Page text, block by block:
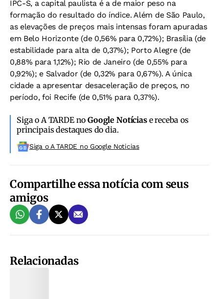
IPC-S, a capital paulista é a de maior peso na
formação do resultado do índice. Além de São Paulo,
as elevações de preços mais intensas foram apuradas
em Belo Horizonte (de 0,56% para 0,72%); Brasília (de
estabilidade para alta de 0,37%); Porto Alegre (de
0,88% para 1,12%); Rio de Janeiro (de 0,55% para
0,92%); e Salvador (de 0,32% para 0,67%). A única
cidade a apresentar desaceleração de preços, no
período, foi Recife (de 0,51% para 0,37%).
Siga o A TARDE noGoogle Notíciase receba os
principais destaques do dia.
Siga o A TARDE no Google Noticias
Compartilhe essa notícia com seus
amigos
Relacionadas